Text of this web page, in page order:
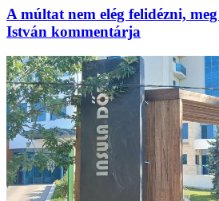
A múltat nem elég felidézni,
István kommentárja